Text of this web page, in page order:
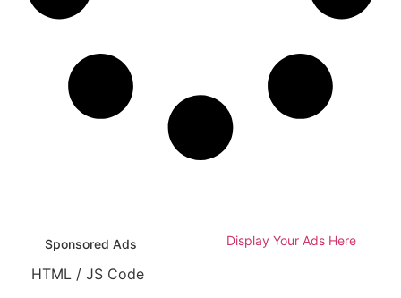
Sponsored Ads Display Your Ads Here
HTML / JS Code